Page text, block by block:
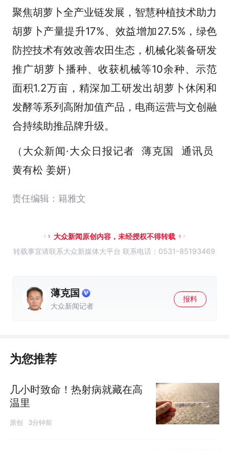
聚焦胡萝卜全产业链发展，智慧种植技术助力
胡萝卜产量提升17%、效益增加27.5%，绿色
防控技术有效改善农田生态，机械化装备研发
推广胡萝卜播种、收获机械等10余种、示范
面积1.2万亩，精深加工研发出胡萝卜休闲和
发酵等系列高附加值产品，电商运营与文创融
合持续助推品牌升级。
（大众新闻·大众日报记者 薄克国 通讯员
黄有松 姜妍）
责任编辑：籍雅文
大众新闻原创内容，未经授权不得转载
转载事宜请联系大众新媒体大平台 联系电话：0531-85193469
薄克国
大众新闻记者
报料
为您推荐
几小时致命！热射病就藏在高
温里
原创 3分钟前